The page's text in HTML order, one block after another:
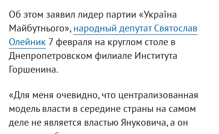
Об этом заявил лидер партии «Україна
Майбутнього»,народный депутат Святослав
Олейник 7 февраля на круглом столе в
Днепропетровском филиале Института
Горшенина.
«Для меня очевидно, что централизованная
модель власти в середине страны на самом
деле не является властью Януковича, а он